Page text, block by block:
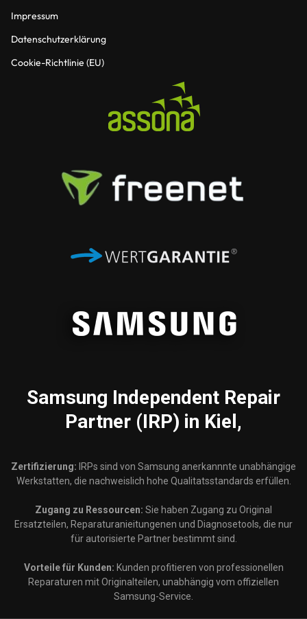
Impressum
Datenschutzerklärung
Cookie-Richtlinie (EU)
Samsung Independent Repair
Partner (IRP) in Kiel,
Zertifizierung: IRPs sind von Samsung anerkannnte unabhängige
Werkstatten, die nachweislich hohe Qualitatsstandards erfüllen.
Zugang zu Ressourcen: Sie haben Zugang zu Original
Ersatzteilen, Reparaturanieitungenen und Diagnosetools, die nur
für autorisierte Partner bestimmt sind.
Vorteile für Kunden: Kunden profitieren von professionellen
Reparaturen mit Originalteilen, unabhängig vom offiziellen
Samsung-Service.